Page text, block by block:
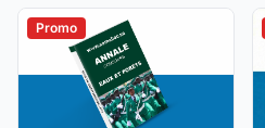
Promo